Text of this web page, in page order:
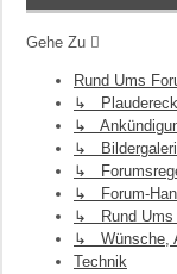
Gehe Zu
Rund Ums
↳
↳
↳
↳
↳ Forum-
↳ Rund Ums
↳ Wünsche,
Technik